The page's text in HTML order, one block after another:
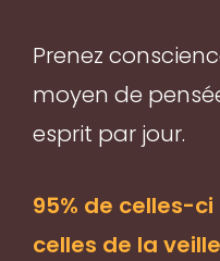
Prenez
moyen de
esprit par jour.
95% de celles-
celles de la